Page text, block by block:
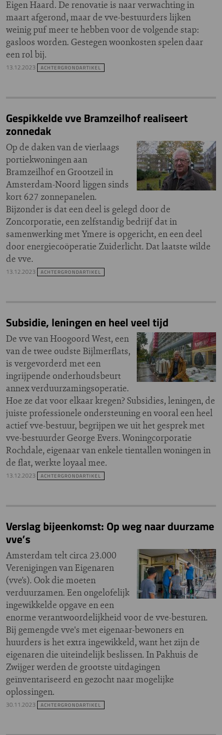
Eigen Haard. De renovatie is naar verwachting in
maart afgerond, maar de vve-bestuurders lijken
weinig puf meer te hebben voor de volgende stap:
gasloos worden. Gestegen woonkosten spelen daar
een rol bij.
13.12.2023 ACHTERGRONDARTIKEL
Gespikkelde vve Bramzeilhof realiseert
zonnedak
Op de daken van de vierlaags
portiekwoningen aan
Bramzeilhof en Grootzeil in
Amsterdam-Noord liggen sinds
kort 627 zonnepanelen.
Bijzonder is dat een deel is gelegd door de
Zoncorporatie, een zelfstandig bedrijf dat in
samenwerking met Ymere is opgericht, en een deel
door energiecoöperatie Zuiderlicht. Dat laatste wilde
de vve.
13.12.2023 ACHTERGRONDARTIKEL
Subsidie, leningen en heel veel tijd
De vve van Hoogoord West, een
van de twee oudste Bijlmerflats,
is vergevorderd met een
ingrijpende onderhoudsbeurt
annex verduurzamingsoperatie.
Hoe ze dat voor elkaar kregen? Subsidies, leningen, de
juiste professionele ondersteuning en vooral een heel
actief vve-bestuur, begrijpen we uit het gesprek met
vve-bestuurder George Evers. Woningcorporatie
Rochdale, eigenaar van enkele tientallen woningen in
de flat, werkte loyaal mee.
13.12.2023 ACHTERGRONDARTIKEL
Verslag bijeenkomst: Op weg naar duurzame
vve’s
Amsterdam telt circa 23.000
Verenigingen van Eigenaren
(vve’s). Ook die moeten
verduurzamen. Een ongelofelijk
ingewikkelde opgave en een
enorme verantwoordelijkheid voor de vve-besturen.
Bij gemengde vve's met eigenaar-bewoners en
huurders is het extra ingewikkeld, want het zijn de
eigenaren die uiteindelijk beslissen. In Pakhuis de
Zwijger werden de grootste uitdagingen
geïnventariseerd en gezocht naar mogelijke
oplossingen.
30.11.2023 ACHTERGRONDARTIKEL